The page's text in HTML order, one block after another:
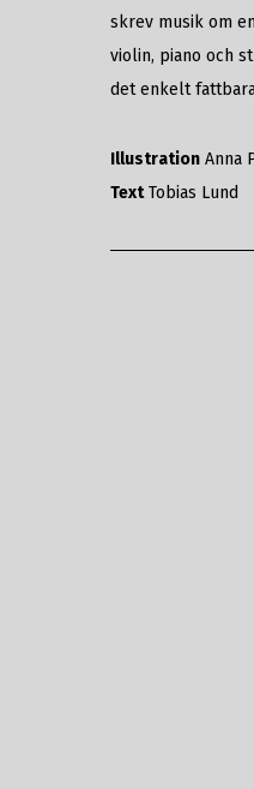
skrev musik om
violin, piano och
det enkelt
Illustration Anna
TextTobias Lund